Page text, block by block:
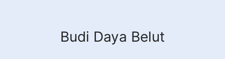
Budi Daya Belut